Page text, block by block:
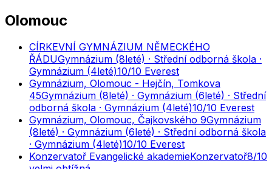
Olomouc
CÍRKEVNÍ GYMNÁZIUM NĚMECKÉHO
ŘÁDUGymnázium (8leté) · Střední odborná škola ·
Gymnázium (4leté)10/10 Everest
Gymnázium, Olomouc - Hejčín, Tomkova
45Gymnázium (8leté) · Gymnázium (6leté) · Střední
odborná škola · Gymnázium (4leté)10/10 Everest
Gymnázium, Olomouc, Čajkovského 9Gymnázium
(8leté) · Gymnázium (6leté) · Střední odborná škola
· Gymnázium (4leté)10/10 Everest
Konzervatoř Evangelické akademieKonzervatoř8/10